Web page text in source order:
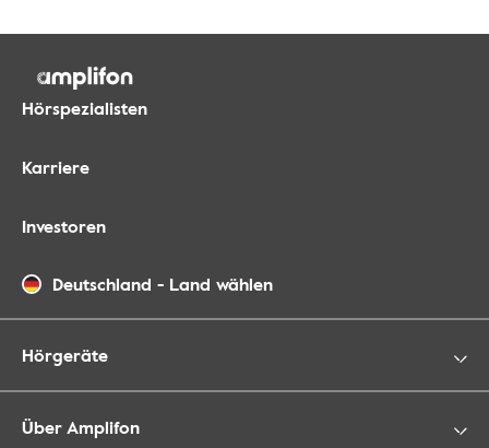
Hörspezialisten
Karriere
Investoren
Deutschland - Land wählen
Hörgeräte
Über Amplifon